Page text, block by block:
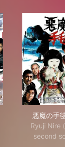
悪魔の手
Ryuji Nire
second